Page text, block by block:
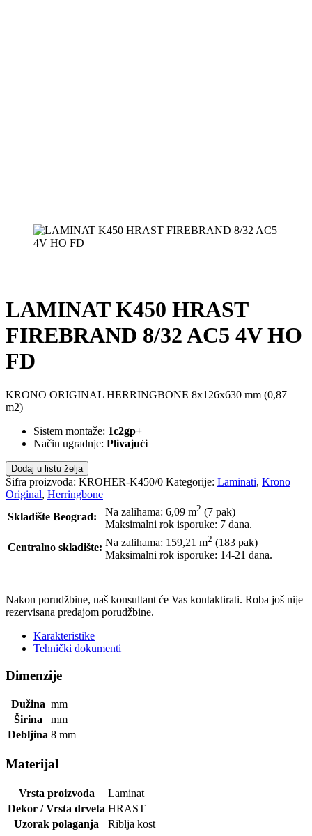
LAMINAT K450 HRAST
FIREBRAND 8/32 AC5 4V HO
FD
KRONO ORIGINAL HERRINGBONE 8x126x630 mm (0,87
m2)
Sistem montaže: 1c2gp+
Način ugradnje: Plivajući
Dodaj u listu želja
Šifra proizvoda: KROHER-K450/0 Kategorije: Laminati, Krono
Original, Herringbone
Skladište Beograd:
Na zalihama: 6,09 m2 (7 pak)
Maksimalni rok isporuke: 7 dana.
Centralno skladište: Na zalihama: 159,21 m2 (183 pak)
Maksimalni rok isporuke: 14-21 dana.
Nakon porudžbine, naš konsultant će Vas kontaktirati. Roba još nije
rezervisana predajom porudžbine.
Karakteristike
Tehnički dokumenti
Dimenzije
Dužina mm
Širina
mm
Debljina 8 mm
Materijal
Vrsta proizvoda
Laminat
Dekor / Vrsta drveta HRAST
Uzorak polaganja
Riblja kost